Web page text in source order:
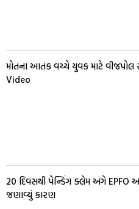
મોતના આતંક વચ્ચે યુવક માટે
Video
20 દિવસથી પેન્ડિંગ ક્લેમ અંગે EPFO
જણાવ્યું કારણ